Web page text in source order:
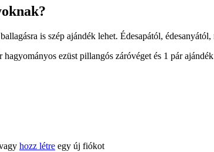
is szép ajándék lehet. Édesapától,
ezüst pillangós záróvéget és 1 pár
hozz létre egy új fiókot